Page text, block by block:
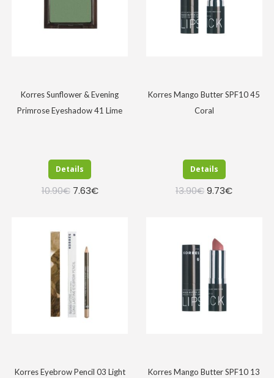
Korres Sunflower & Evening
Primrose Eyeshadow 41 Lime
10.90€ Original
10.90€.
7.63€Η
Details
Korres Mango Butter SPF10 45
Coral
13.90€Original
13.90€.
9.73€Η
Details
Korres Eyebrow Pencil 03 Light
Korres Mango Butter SPF10 13